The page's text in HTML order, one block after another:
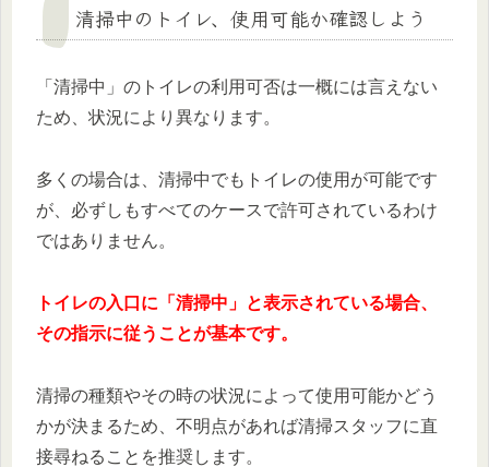
清掃中のトイレ、使用可能か確認しよう
「清掃中」のトイレの利用可否は一概には言えない
ため、状況により異なります。
多くの場合は、清掃中でもトイレの使用が可能です
が、必ずしもすべてのケースで許可されているわけ
ではありません。
トイレの入口に「清掃中」と表示されている場合、
その指示に従うことが基本です。
清掃の種類やその時の状況によって使用可能かどう
かが決まるため、不明点があれば清掃スタッフに直
接尋ねることを推奨します。